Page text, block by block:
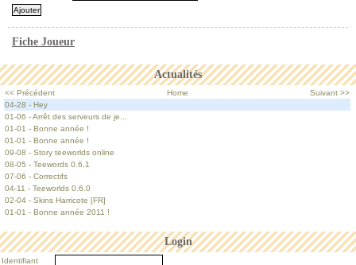
Actualités
<< Précédent Home
Suivant >>
04-28 - Hey
01-06 - Arrêt des serveurs de je...
01-01 - Bonne année !
01-01 - Bonne année !
09-08 - Story teeworlds online
08-05 - Teewords 0.6.1
07-06 - Correctifs
04-11 - Teeworlds 0.6.0
02-04 - Skins Harricote [FR]
01-01 - Bonne année 2011 !
Login
Identifiant
Fiche Joueur